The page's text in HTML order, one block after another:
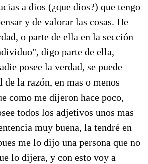
a dios (¿que dios?) que tengo
y de valorar las cosas. He
o parte de ella en la sección
digo parte de ella,
posee la verdad, se puede
de la razón, en mas o menos
como me dijeron hace poco,
todos los adjetivos unos mas
muy buena, la tendré en
me lo dijo una persona que no
lo dijera, y con esto voy a